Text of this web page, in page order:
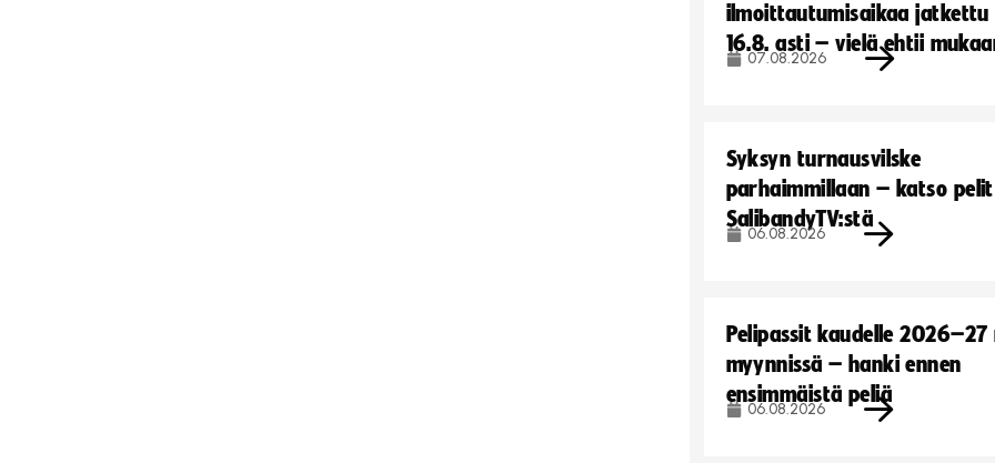
ilmoittautumisaikaa jatkettu
16.8. asti – vielä ehtii
07.08.2026
Syksyn turnausvilske
parhaimmillaan – katso pelit
SalibandyTV:stä
06.08.2026
Pelipassit kaudelle
myynnissä – hanki ennen
ensimmäistä peliä
06.08.2026